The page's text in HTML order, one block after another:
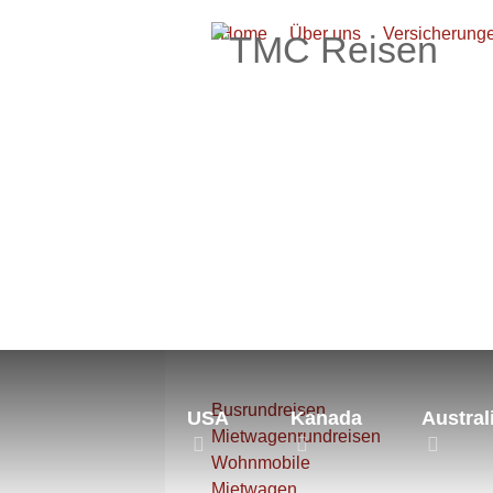
Home Über uns
USA Kanada
Busrundreisen
Mietwagenrundreisen
Wohnmobile
Mietwagen